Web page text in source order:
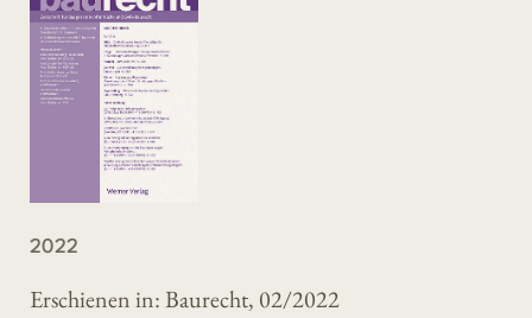
2022
Erschienen in: Baurecht, 02/2022